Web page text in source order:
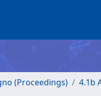
(Proceedings) 4.1b